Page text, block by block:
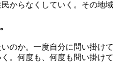
からなくしていく。その地
のか。一度自分に問い掛
。何度も、何度も問い掛